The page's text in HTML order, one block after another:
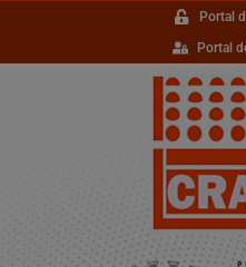
Portal
Portal